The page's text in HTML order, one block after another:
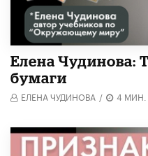
Елена Чудинова:
бумаги
ЕЛЕНА ЧУДИНОВА / 4 МИН.